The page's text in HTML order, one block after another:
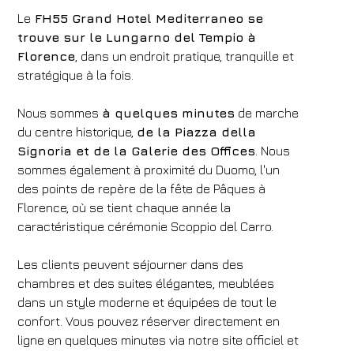
Le FH55 Grand Hotel Mediterraneo se
trouve sur le Lungarno del Tempio à
Florence , dans un endroit pratique, tranquille et
stratégique à la fois.
Nous sommes à quelques minutes de marche
du centre historique, de la Piazza della
Signoria et de la Galerie des Offices . Nous
sommes également à proximité du Duomo, l'un
des points de repère de la fête de Pâques à
Florence, où se tient chaque année la
caractéristique cérémonie Scoppio del Carro.
Les clients peuvent séjourner dans des
chambres et des suites élégantes, meublées
dans un style moderne et équipées de tout le
confort. Vous pouvez réserver directement en
ligne en quelques minutes via notre site officiel et